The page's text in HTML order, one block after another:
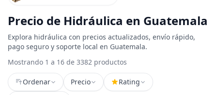
Precio de Hidráulica en Guatemala
Explora hidráulica con precios actualizados, envío rápido,
pago seguro y soporte local en Guatemala.
Mostrando 1 a 16 de 3382 productos
Ordenar Precio
Rating